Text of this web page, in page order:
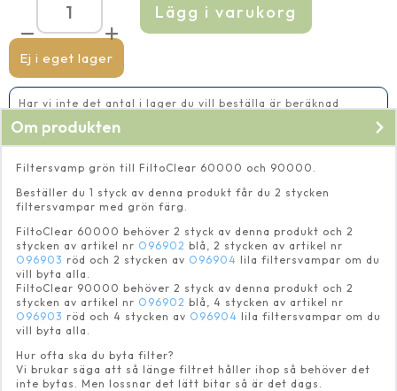
Ej i eget lager
Filtersvamp
FiltoClear
60000/90000,
2-
pack
grön
mängd
Lägg i varukorg
Har vi inte det antal i lager du vill beställa är beräknad
Om produkten
Filtersvamp grön till FiltoClear 60000 och 90000.
Beställer du 1 styck av denna produkt får du 2 stycken
filtersvampar med grön färg.
FiltoClear 60000 behöver 2 styck av denna produkt och 2
stycken av artikel nr O96902 blå, 2 stycken av artikel nr
O96903 röd och 2 stycken av O96904 lila filtersvampar om du
vill byta alla.
FiltoClear 90000 behöver 2 styck av denna produkt och 2
stycken av artikel nr O96902 blå, 4 stycken av artikel nr
O96903 röd och 4 stycken av O96904 lila filtersvampar om du
vill byta alla.
Hur ofta ska du byta filter?
Vi brukar säga att så länge filtret håller ihop så behöver det
inte bytas. Men lossnar det lätt bitar så är det dags.